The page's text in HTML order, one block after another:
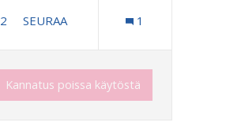
2 2 SEURAAJAA
SEURAA 1
Kannatus poissa käytöstä